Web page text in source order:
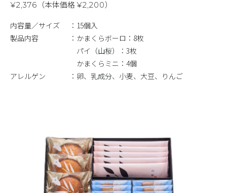
¥2,376 （本体価格¥2,200）
内容量／サイズ
15個入
製品内容
かまくらボーロ：8枚
パイ（山桜）：3枚
かまくらミニ：4個
アレルゲン
卵、乳成分、小麦、大豆、りんご